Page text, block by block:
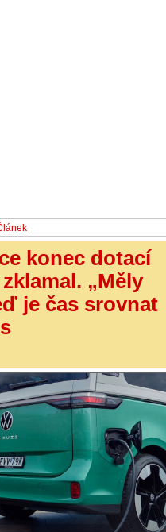
konec dotací
„Měly
je čas srovnat